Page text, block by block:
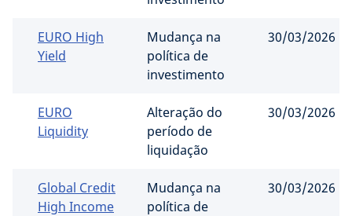
EURO High
Yield
Mudança na
política de
investimento
30/03/2026
EURO
Liquidity
Alteração do
período de
liquidação
30/03/2026
Global Credit
High Income
Mudança na
política de
30/03/2026